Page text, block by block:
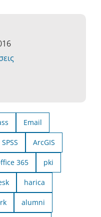
Email
SPSS ArcGIS
365 pki
harica
alumni